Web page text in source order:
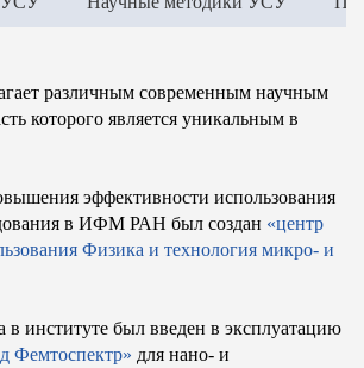
различным современным научным
которого является уникальным в
эффективности использования
в ИФМ РАН был создан «центр
Физика и технология микро- и
в институте был введен в эксплуатацию
Фемтоспектр» для нано- и